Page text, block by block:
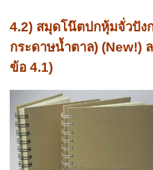
4.2) สมุดโน๊ตปกหุ้มจั่วปัง
กระดาษน้ำตาล) (New!)
ข้อ 4.1)